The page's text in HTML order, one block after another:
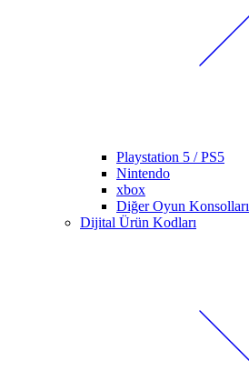
Playstation 5 / PS5
Nintendo
xbox
Diğer Oyun Konsolları
Dijital Ürün Kodları